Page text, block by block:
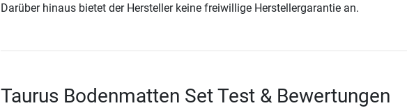
Darüber hinaus bietet der Hersteller keine freiwillige Herstellergarantie an.
Taurus Bodenmatten Set Test & Bewertungen